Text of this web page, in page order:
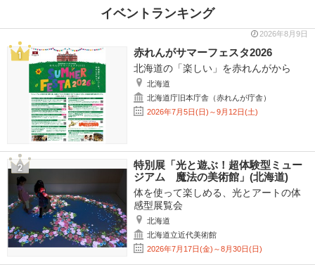
イベントランキング
2026年8月9日
赤れんがサマーフェスタ2026
北海道の「楽しい」を赤れんがから
北海道
北海道庁旧本庁舎（赤れんが庁舎）
2026年7月5日(日)～9月12日(土)
特別展「光と遊ぶ！超体験型ミュー
ジアム 魔法の美術館」(北海道)
体を使って楽しめる、光とアートの体
感型展覧会
北海道
北海道立近代美術館
2026年7月17日(金)～8月30日(日)